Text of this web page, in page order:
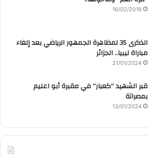
16/02/2019
الذكرى 35 لمظاهرة الجمهور الرياضي بعد إلغاء
مباراة ليبيا.. الجزائر
21/01/2024
قبر الشهيد “كعبار” في مقبرة أبو اعليم
بمصراتة
13/01/2024